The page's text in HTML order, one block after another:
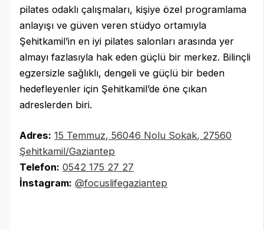
pilates odaklı çalışmaları, kişiye özel programlama
anlayışı ve güven veren stüdyo ortamıyla
Şehitkamil’in en iyi pilates salonları arasında yer
almayı fazlasıyla hak eden güçlü bir merkez. Bilinçli
egzersizle sağlıklı, dengeli ve güçlü bir beden
hedefleyenler için Şehitkamil’de öne çıkan
adreslerden biri.
Adres: 15 Temmuz, 56046 Nolu Sokak, 27560
Şehitkamil/Gaziantep
Telefon: 0542 175 27 27
İnstagram: @focuslifegaziantep